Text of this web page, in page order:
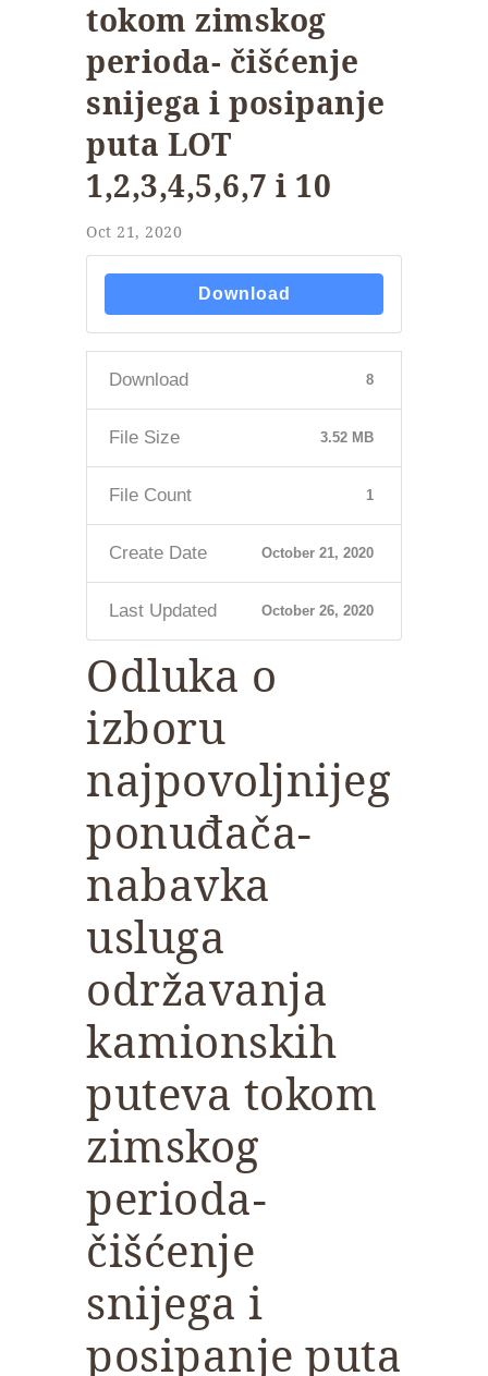
tokom zimskog
perioda- čišćenje
snijega i posipanje
puta LOT
1,2,3,4,5,6,7 i 10
Oct 21, 2020
Download
Download 8
File Size 3.52 MB
File Count 1
Create Date October 21, 2020
Last Updated October 26, 2020
Odluka o
izboru
najpovoljnijeg
ponuđača-
nabavka
usluga
održavanja
kamionskih
puteva tokom
zimskog
perioda-
čišćenje
snijega i
posipanje puta